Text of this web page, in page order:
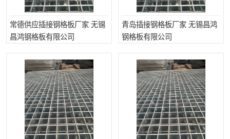
常德供应插接钢格板厂家 无锡
昌鸿钢格板有限公司
青岛插接钢格板厂家 无锡昌鸿
钢格板有限公司